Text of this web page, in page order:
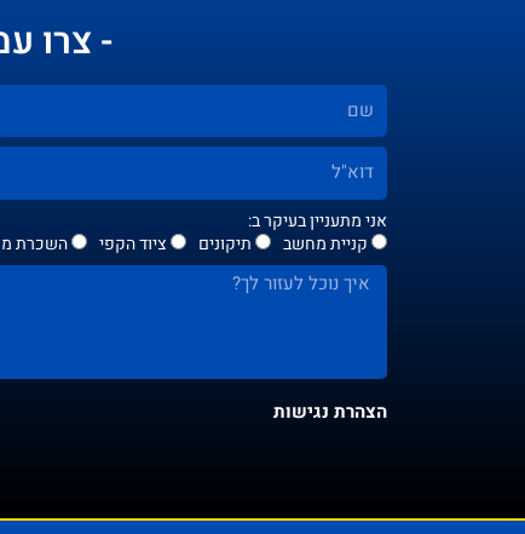
- צרו
אני מתעניין בעיקר ב:
קניית מחשב
תיקונים ציוד הקפי השכרת
הצהרת נגישות